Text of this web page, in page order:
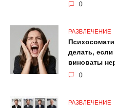
0
РАЗВЛЕЧЕНИЕ
делать, если
виноваты
0
РАЗВЛЕЧЕНИЕ